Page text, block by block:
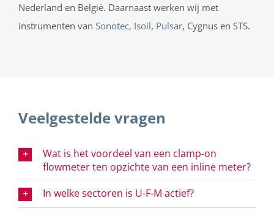
Nederland en België. Daarnaast werken wij met
instrumenten van Sonotec, Isoil, Pulsar, Cygnus en STS.
Veelgestelde vragen
Wat is het voordeel van een clamp-on
flowmeter ten opzichte van een inline meter?
In welke sectoren is U-F-M actief?